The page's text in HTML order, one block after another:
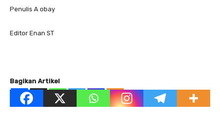
Penulis A obay
Editor Enan ST
Bagikan Artikel